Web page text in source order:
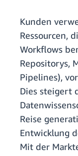
Kunden
Ressourcen,
Workflows
Repositorys,
Pipelines),
Dies steigert
Reise
Entwicklung
Mit der